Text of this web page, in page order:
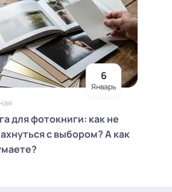
6
Январь
для фотокниги: как не
с выбором? А как